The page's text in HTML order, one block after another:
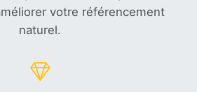
votre référencement
naturel.